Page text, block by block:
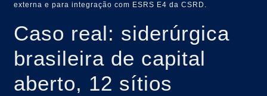
externa e para integração com ESRS E4 da CSRD.
Caso real: siderúrgica
brasileira de capital
aberto, 12 sítios